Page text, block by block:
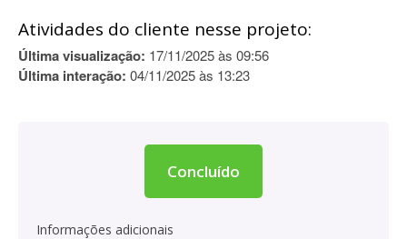
Atividades do cliente nesse projeto:
Última visualização: 17/11/2025 às 09:56
Última interação: 04/11/2025 às 13:23
Concluído
Informações adicionais